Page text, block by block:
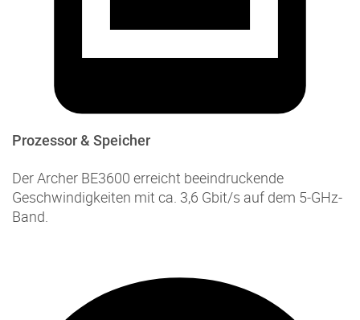
Prozessor & Speicher
Der Archer BE3600 erreicht beeindruckende
Geschwindigkeiten mit ca. 3,6 Gbit/s auf dem 5‑GHz-
Band.